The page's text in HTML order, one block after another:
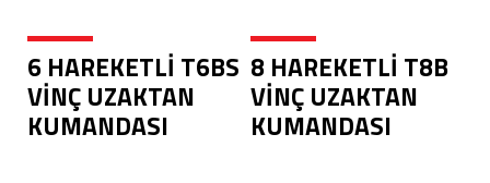
6 HAREKETLİ T6BS
VİNÇ UZAKTAN
KUMANDASI
8 HAREKETLİ T8B
VİNÇ UZAKTAN
KUMANDASI